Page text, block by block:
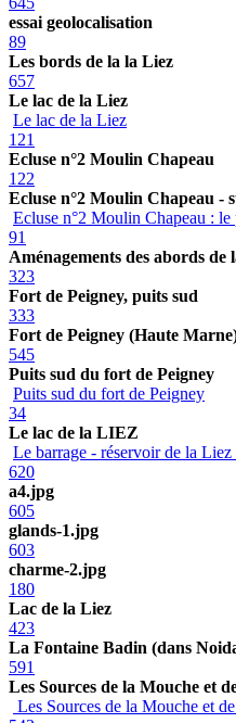
essai geolocalisation
89
Les bords de la la Liez
657
Le lac de la Liez
Le lac de la Liez
121
Ecluse n°2 Moulin Chapeau
122
Ecluse n°2 Moulin Chapeau -
Ecluse n°2 Moulin Chapeau : le
91
Aménagements des abords de
323
Fort de Peigney, puits sud
333
Fort de Peigney (Haute
545
Puits sud du fort de Peigney
Puits sud du fort de Peigney
34
Le lac de la LIEZ
Le barrage - réservoir de la Liez
620
a4.jpg
605
glands-1.jpg
603
charme-2.jpg
180
Lac de la Liez
423
La Fontaine Badin (dans
591
Les Sources de la Mouche et
Les Sources de la Mouche et